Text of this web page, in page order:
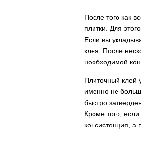
После того как
плитки. Для
Если вы
клея. После
необходимой
Плиточный клей
именно не
быстро
Кроме того, если
консистенция, а